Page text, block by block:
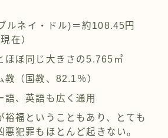
ネイ・ドル)＝約108.45円
在）
ほぼ同じ大きさの5.765㎡
（国教、82.1％）
、英語も広く通用
福ということもあり、とても
悪犯罪もほとんど起きない。